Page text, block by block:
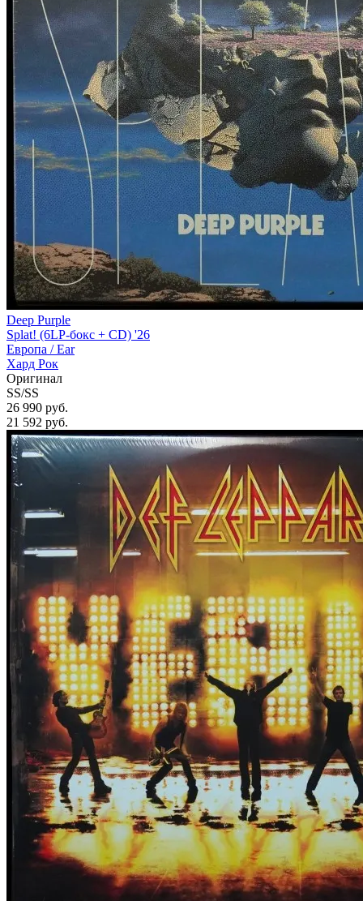
Deep Purple
Splat! (6LP-бокс + CD) '26
Европа /Ear
Хард Рок
Оригинал
SS/SS
26 990 руб.
21 592 руб.